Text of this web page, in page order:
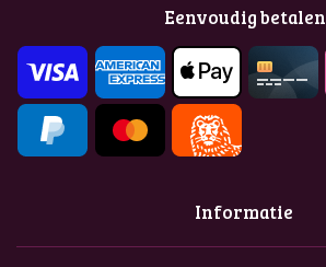
o
k
r
a
m
p
p
Eenvoudig betalen
Informatie